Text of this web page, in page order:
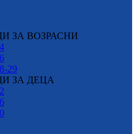
ЗА ВОЗРАСНИ
29
ЗА ДЕЦА